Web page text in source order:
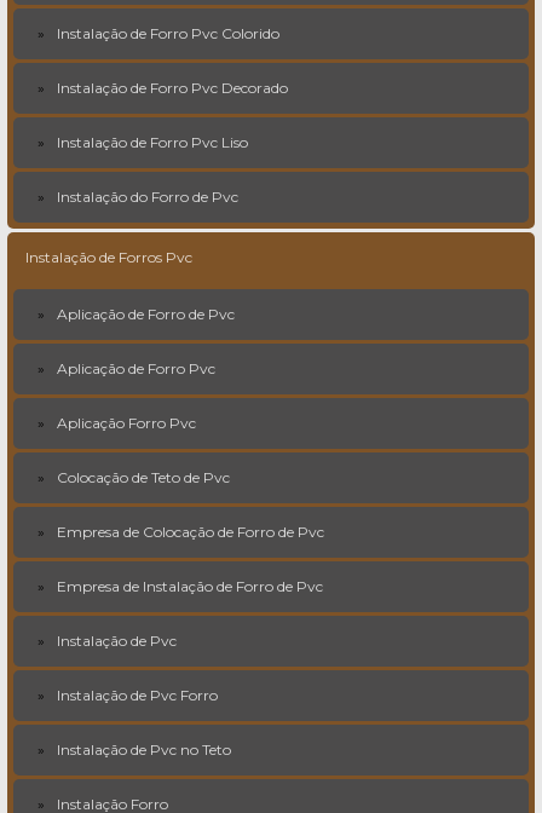
Instalação de Forro Pvc Colorido
Instalação de Forro Pvc Decorado
Instalação de Forro Pvc Liso
Instalação do Forro de Pvc
Instalação de Forros Pvc
Aplicação de Forro de Pvc
Aplicação de Forro Pvc
Aplicação Forro Pvc
Colocação de Teto de Pvc
Empresa de Colocação de Forro de Pvc
Empresa de Instalação de Forro de Pvc
Instalação de Pvc
Instalação de Pvc Forro
Instalação de Pvc no Teto
Instalação Forro